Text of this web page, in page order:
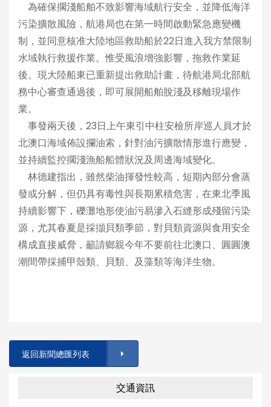
為確保擱淺船舶不致影響海域航行安全，並降低海洋
污染擴散風險，航港局也在第一時間啟動緊急應變機
制，並同意核准大陸地區救助船於22日進入我方禁限制
水域執行救援作業。惟受風浪增強影響，拖救作業延
後。現大陸船東已重新提出救助計畫，待航港局北部航
務中心審查通過後，即可展開船舶脫淺及移離現場作
業。
事發兩天後，23日上午東引中柱安檢所岸巡人員才於
北澳口海域佈設攔油索，針對油污擴散情形進行應變，
並持續監控擱淺漁船船體狀況及周邊海域變化。
林德建指出，雖然柴油揮發性較高，短期內部分會蒸
發或分解，但仍具有毒性與長期累積危害，在東北季風
持續影響下，礫灘地形使油污易滲入石縫形成殘留污染
源，尤其春夏是採擷貝類季節，對貝類資源與食用安全
構成直接威脅，籲請鄉親今年不要前往北澳口、圓圓澳
潮間帶採捕甲殼類、貝類、及藻類等海洋生物。
返回新聞總匯列表
交通資訊